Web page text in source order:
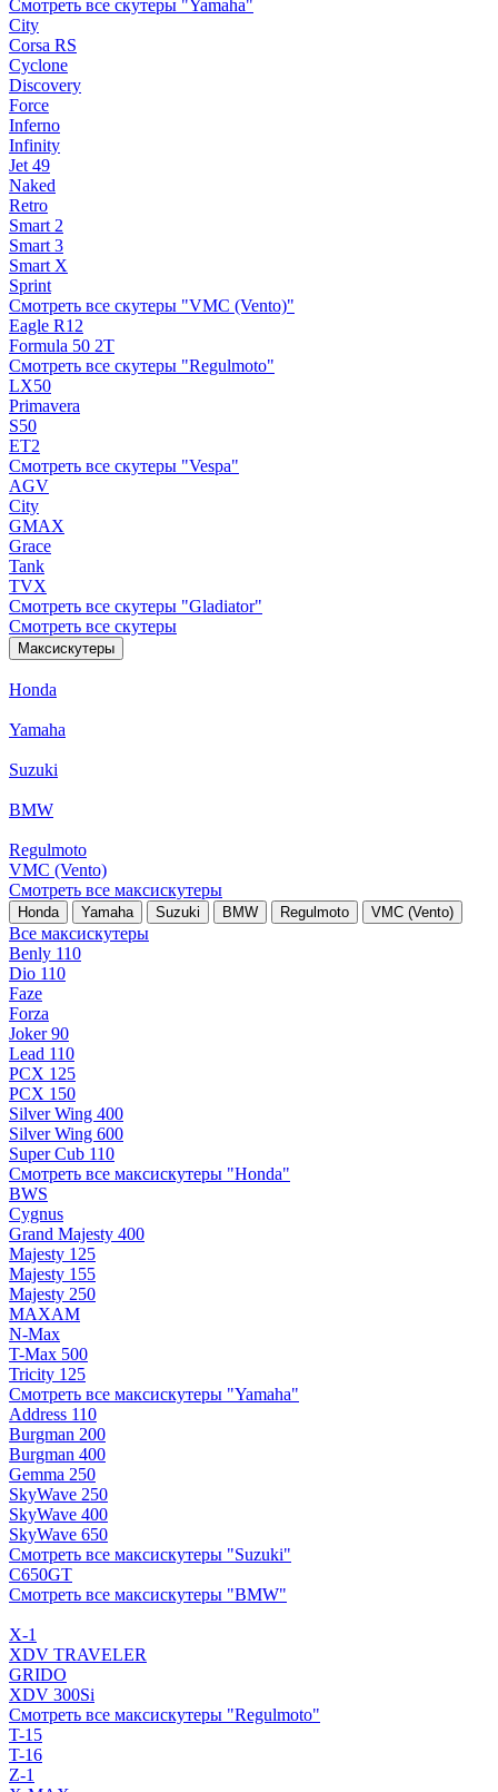
Смотреть все скутеры "Yamaha"
City
Corsa RS
Cyclone
Discovery
Force
Inferno
Infinity
Jet 49
Naked
Retro
Smart 2
Smart 3
Smart X
Sprint
Смотреть все скутеры "VMC (Vento)"
Eagle R12
Formula 50 2Т
Смотреть все скутеры "Regulmoto"
LX50
Primavera
S50
ET2
Смотреть все скутеры "Vespa"
AGV
City
GMAX
Grace
Tank
TVX
Смотреть все скутеры "Gladiator"
Смотреть все скутеры
Максискутеры
Honda
Yamaha
Suzuki
BMW
Regulmoto
VMC (Vento)
Смотреть все максискутеры
Honda Yamaha Suzuki BMW Regulmoto VMC (Vento)
Все максискутеры
Benly 110
Dio 110
Faze
Forza
Joker 90
Lead 110
PCX 125
PCX 150
Silver Wing 400
Silver Wing 600
Super Cub 110
Смотреть все максискутеры "Honda"
BWS
Cygnus
Grand Majesty 400
Majesty 125
Majesty 155
Majesty 250
MAXAM
N-Max
T-Max 500
Tricity 125
Смотреть все максискутеры "Yamaha"
Address 110
Burgman 200
Burgman 400
Gemma 250
SkyWave 250
SkyWave 400
SkyWave 650
Смотреть все максискутеры "Suzuki"
C650GT
Смотреть все максискутеры "BMW"
X-1
XDV TRAVELER
GRIDO
XDV 300Si
Смотреть все максискутеры "Regulmoto"
T-15
T-16
Z-1